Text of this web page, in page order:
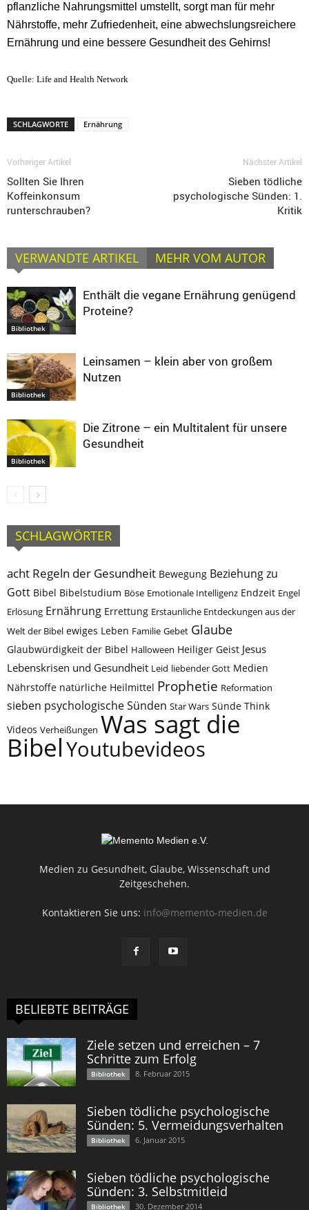
pflanzliche Nahrungsmittel umstellt, sorgt man für mehr
Nährstoffe, mehr Zufriedenheit, eine abwechslungsreichere
Ernährung und eine bessere Gesundheit des Gehirns!
Quelle: Life and Health Network
SCHLAGWORTE Ernährung
Vorheriger Artikel
Sollten Sie Ihren
Koffeinkonsum
runterschrauben?
Nächster Artikel
Sieben tödliche
psychologische Sünden: 1.
Kritik
VERWANDTE ARTIKEL MEHR VOM AUTOR
Bibliothek
Enthält die vegane Ernährung genügend
Proteine?
Bibliothek
Leinsamen – klein aber von großem
Nutzen
Bibliothek
Die Zitrone – ein Multitalent für unsere
Gesundheit
SCHLAGWÖRTER
acht Regeln der Gesundheit Bewegung Beziehung zu
Gott Bibel Bibelstudium Böse Emotionale Intelligenz Endzeit Engel
Erlösung Ernährung Errettung Erstaunliche Entdeckungen aus der
Welt der Bibel ewiges Leben Familie Gebet Glaube
Glaubwürdigkeit der Bibel Halloween Heiliger Geist Jesus
Lebenskrisen und Gesundheit Leid liebender Gott Medien
Nährstoffe natürliche Heilmittel Prophetie Reformation
sieben psychologische Sünden Star Wars Sünde Think
Videos Verheißungen Was sagt die
BibelYoutubevideos
Medien zu Gesundheit, Glaube, Wissenschaft und
Zeitgeschehen.
Kontaktieren Sie uns: info@memento-medien.de
BELIEBTE BEITRÄGE
Ziele setzen und erreichen – 7
Schritte zum Erfolg
Bibliothek 8. Februar 2015
Sieben tödliche psychologische
Sünden: 5. Vermeidungsverhalten
Bibliothek 6. Januar 2015
Sieben tödliche psychologische
Sünden: 3. Selbstmitleid
Bibliothek 30. Dezember 2014